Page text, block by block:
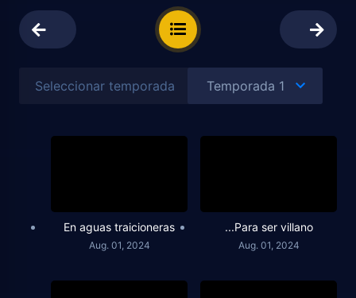
Seleccionar temporada
En aguas traicioneras
Aug. 01, 2024
...Para ser villano
Aug. 01, 2024